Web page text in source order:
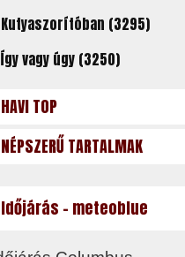
Kutyaszorítóban (3295)
Így vagy úgy (3250)
HAVI TOP
NÉPSZERŰ TARTALMAK
Időjárás - meteoblue